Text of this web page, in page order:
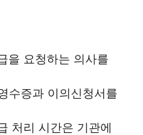
을 요청하는 의사를
수증과 이의신청서를
처리 시간은 기관에